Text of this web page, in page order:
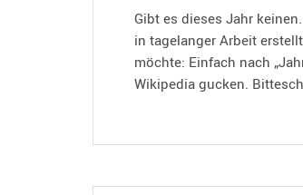
Gibt es dieses Jahr
in tagelanger Arbeit
möchte: Einfach nach
Wikipedia gucken.